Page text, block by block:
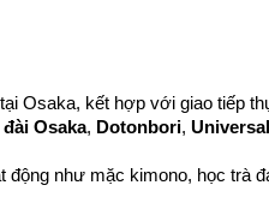
Osaka, kết hợp với giao tiếp
đài Osaka, Dotonbori,
động như mặc kimono, học trà